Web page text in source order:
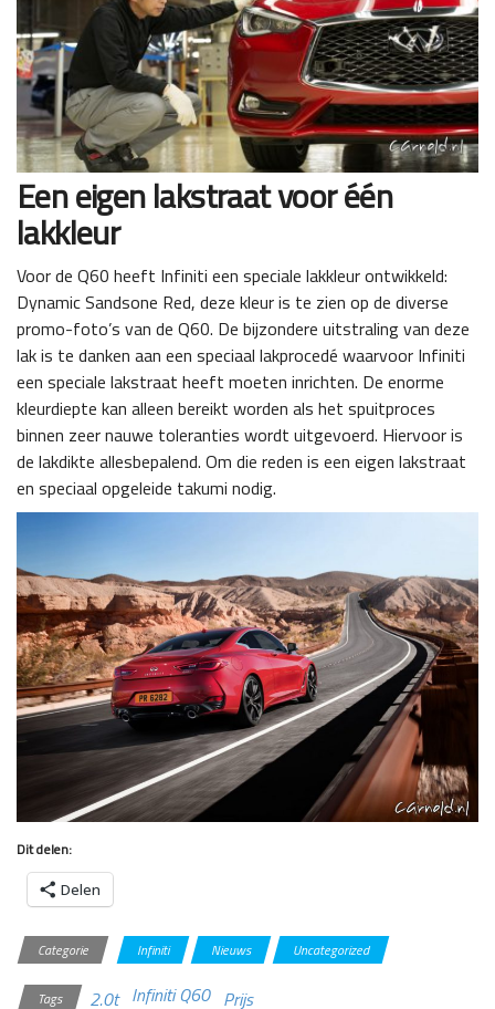
Een eigen lakstraat voor één
lakkleur
Voor de Q60 heeft Infiniti een speciale lakkleur ontwikkeld:
Dynamic Sandsone Red, deze kleur is te zien op de diverse
promo-foto’s van de Q60. De bijzondere uitstraling van deze
lak is te danken aan een speciaal lakprocedé waarvoor Infiniti
een speciale lakstraat heeft moeten inrichten. De enorme
kleurdiepte kan alleen bereikt worden als het spuitproces
binnen zeer nauwe toleranties wordt uitgevoerd. Hiervoor is
de lakdikte allesbepalend. Om die reden is een eigen lakstraat
en speciaal opgeleide takumi nodig.
Dit delen:
Delen
Categorie Infiniti Nieuws Uncategorized
Tags 2.0t Infiniti Q60 Prijs